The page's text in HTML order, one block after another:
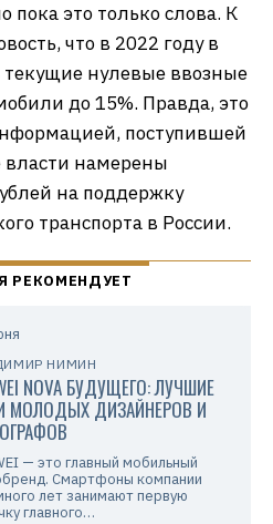
пока это только слова. К
что в 2022 году в
текущие нулевые ввозные
до 15%. Правда, это
поступившей
власти намерены
на поддержку
транспорта в России.
НИМИН
NOVA БУДУЩЕГО: ЛУЧШИЕ
МОЛОДЫХ ДИЗАЙНЕРОВ И
— это главный мобильный
Смартфоны компании
лет занимают первую
главного…